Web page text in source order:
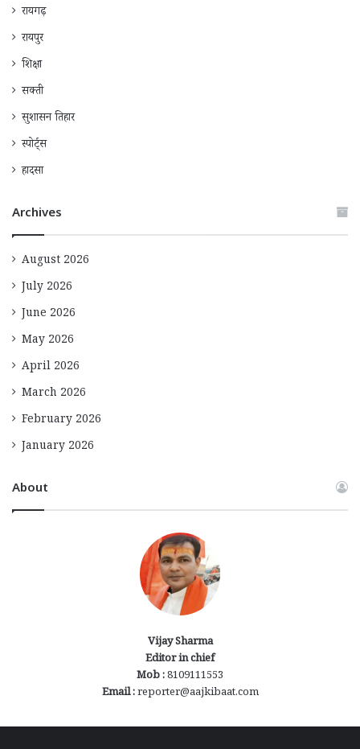
रायगढ़
रायपुर
शिक्षा
सक्ती
सुशासन तिहार
स्पोर्ट्स
हादसा
Archives
August 2026
July 2026
June 2026
May 2026
April 2026
March 2026
February 2026
January 2026
About
Vijay Sharma
Editor in chief
Mob :8109111553
Email :reporter@aajkibaat.com